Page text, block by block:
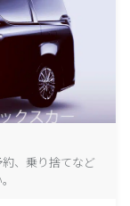
、乗り捨てなど